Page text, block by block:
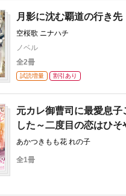
月影に沈む覇道の行き先
空桜歌 ニナハチ
ノベル
全2冊
試読増量 割引あり
元カレ御曹司に最愛息子
した～二度目の恋はひそ
あかつきもも花 れの子
全1冊